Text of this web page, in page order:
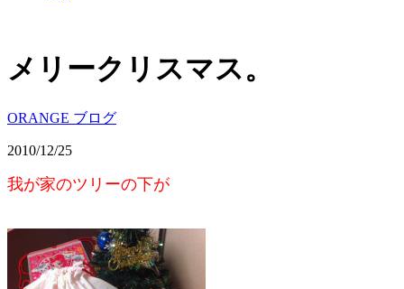
メリークリスマス。
ORANGE ブログ
2010/12/25
我が家のツリーの下が